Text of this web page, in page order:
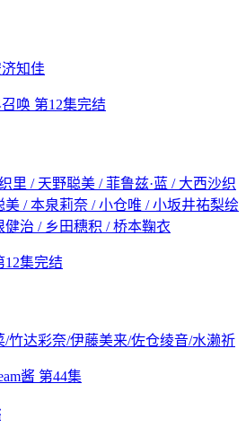
知佳
第12集完结
里 / 天野聪美 / 菲鲁兹·蓝 / 大西沙织
美 / 本泉莉奈 / 小仓唯 / 小坂井祐梨绘
健治 / 乡田穗积 / 桥本鞠衣
12集完结
竹达彩奈/伊藤美来/佐仓绫音/水濑祈
第44集